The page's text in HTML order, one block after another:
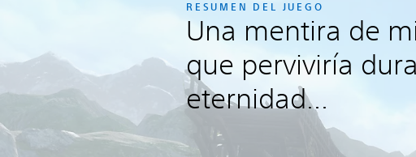
RESUMEN DEL JUEGO
Una mentira de
que perviviría
eternidad...